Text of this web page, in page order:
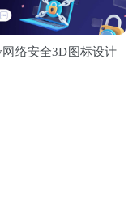
络安全3D图标设计